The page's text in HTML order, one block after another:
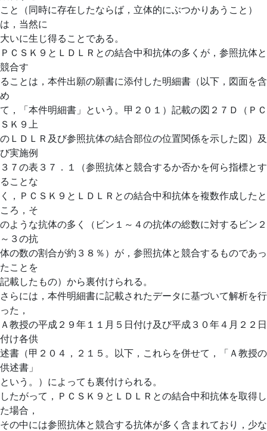
こと（同時に存在したならば，立体的にぶつかりあうこと）
は，当然に
大いに生じ得ることである。
ＰＣＳＫ９とＬＤＬＲとの結合中和抗体の多くが，参照抗体と
競合す
ることは，本件出願の願書に添付した明細書（以下，図面を含
め
て，「本件明細書」という。甲２０１）記載の図２７Ｄ（ＰＣ
ＳＫ９上
のＬＤＬＲ及び参照抗体の結合部位の位置関係を示した図）及
び実施例
３７の表３７．１（参照抗体と競合するか否かを何ら指標とす
ることな
く，ＰＣＳＫ９とＬＤＬＲとの結合中和抗体を複数作成したと
ころ，そ
のような抗体の多く（ビン１～４の抗体の総数に対するビン２
～３の抗
体の数の割合が約３８％）が，参照抗体と競合するものであっ
たことを
記載したもの）から裏付けられる。
さらには，本件明細書に記載されたデータに基づいて解析を行
った，
Ａ教授の平成２９年１１月５日付け及び平成３０年４月２２日
付け各供
述書（甲２０４，２１５。以下，これらを併せて，「Ａ教授の
供述書」
という。）によっても裏付けられる。
したがって，ＰＣＳＫ９とＬＤＬＲとの結合中和抗体を取得し
た場合，
その中には参照抗体と競合する抗体が多く含まれており，少な